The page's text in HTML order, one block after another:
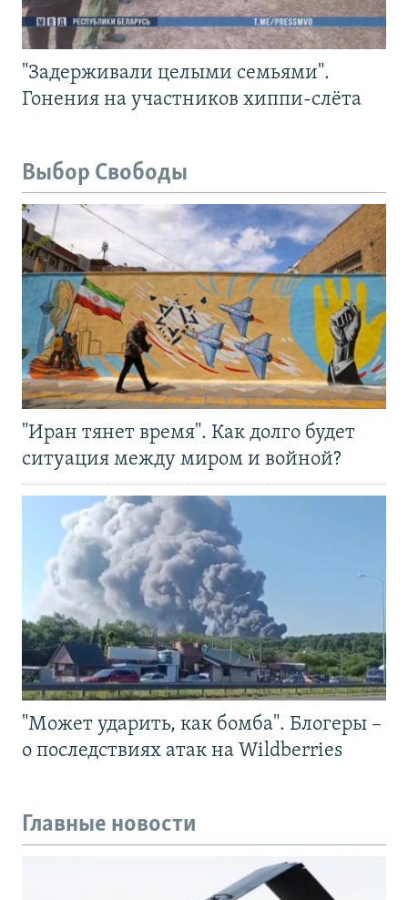
"Задерживали целыми семьями".
Гонения на участников хиппи-слёта
Выбор Свободы
"Иран тянет время". Как долго будет
ситуация между миром и войной?
"Может ударить, как бомба". Блогеры –
о последствиях атак на Wildberries
Главные новости